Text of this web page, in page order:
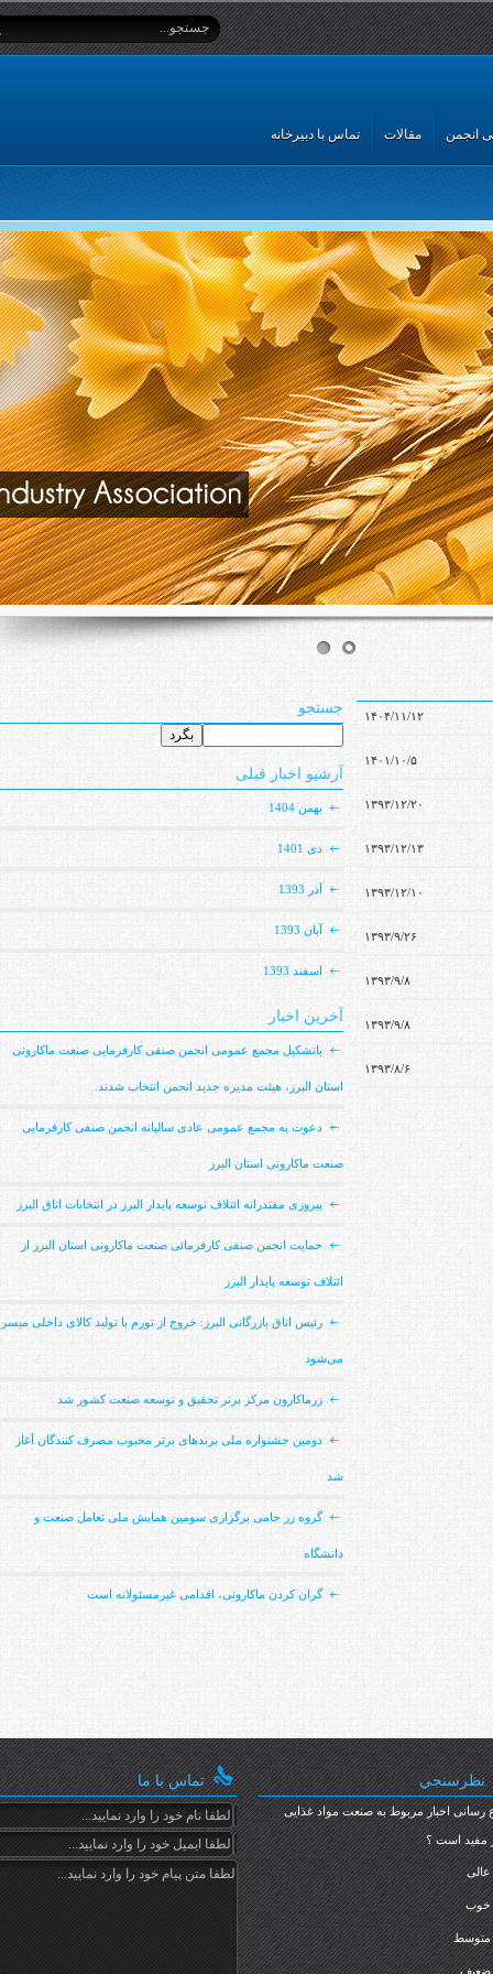
انجمن مقالات تماس با دبیرخانه
۱۴۰۴/۱۱/۱۲
۱۴۰۱/۱۰/۵
۱۳۹۳/۱۲/۲۰
۱۳۹۳/۱۲/۱۳
۱۳۹۳/۱۲/۱۰
۱۳۹۳/۹/۲۶
۱۳۹۳/۹/۸
۱۳۹۳/۹/۸
۱۳۹۳/۸/۶
جستجو
آرشیو اخبار قبلی
بهمن 1404
دی 1401
آذر 1393
آبان 1393
اسفند 1393
آخرین اخبار
باتشکیل مجمع عمومی انجمن صنفی کارفرمایی صنعت ماکارونی
استان البرز، هیئت مدیره جدید انجمن انتخاب شدند.
دعوت به مجمع عمومی عادی سالیانه انجمن صنفی کارفرمایی
صنعت ماکارونی استان البرز
پیروزی مقتدرانه ائتلاف توسعه پایدار البرز در انتخابات اتاق البرز
حمایت انجمن صنفی کارفرمائی صنعت ماکارونی استان البرز از
ائتلاف توسعه پایدار البرز
رئیس اتاق بازرگانی البرز: خروج از تورم با تولید کالای داخلی میسر
می‌شود
زرماکارون مرکز برتر تحقیق و توسعه صنعت کشور شد
دومین جشنواره ملی برندهای برتر محبوب مصرف کنندگان آغاز
شد
گروه زر حامی برگزاری سومین همایش ملی تعامل صنعت و
دانشگاه
گران کردن ماکارونی، اقدامی غیرمسئولانه است
نظرسنجي
رسانی اخبار مربوط به صنعت مواد غذایی
مفید است ؟
عالی
خوب
متوسط
ضعیف
تماس با ما